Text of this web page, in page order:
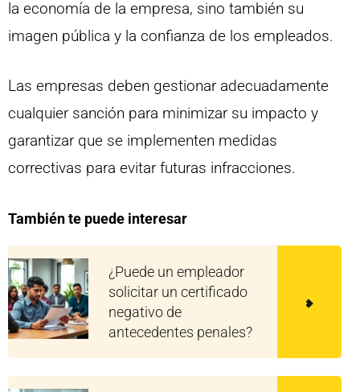
la economía de la empresa, sino también su
imagen pública y la confianza de los empleados.
Las empresas deben gestionar adecuadamente
cualquier sanción para minimizar su impacto y
garantizar que se implementen medidas
correctivas para evitar futuras infracciones.
También te puede interesar
¿Puede un empleador
solicitar un certificado
negativo de
antecedentes penales?